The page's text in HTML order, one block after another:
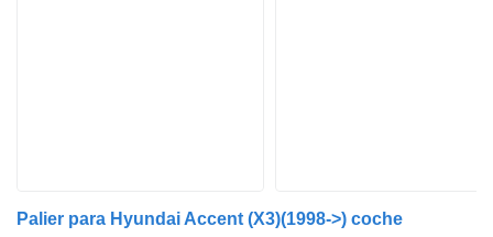
Palier para Hyundai Accent (X3)(1998->) coche